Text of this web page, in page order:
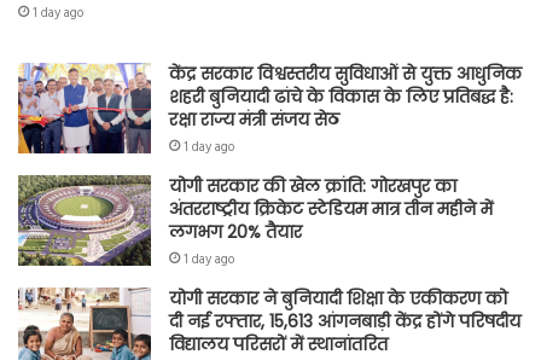
1 day ago
केंद्र सरकार विश्वस्तरीय सुविधाओं से युक्त आधुनिक
शहरी बुनियादी ढांचे के विकास के लिए प्रतिबद्ध है:
रक्षा राज्य मंत्री संजय सेठ
1 day ago
योगी सरकार की खेल क्रांति: गोरखपुर का
अंतरराष्ट्रीय क्रिकेट स्टेडियम मात्र तीन महीने में
लगभग 20% तैयार
1 day ago
योगी सरकार ने बुनियादी शिक्षा के एकीकरण को
दी नई रफ्तार, 15,613 आंगनबाड़ी केंद्र होंगे परिषदीय
विद्यालय परिसरों में स्थानांतरित